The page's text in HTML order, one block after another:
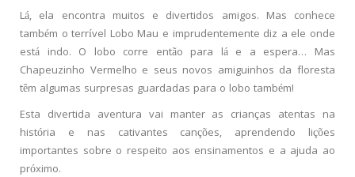
Lá, ela encontra muitos e divertidos amigos. Mas conhece
também o terrível Lobo Mau e imprudentemente diz a ele onde
está indo. O lobo corre então para lá e a espera… Mas
Chapeuzinho Vermelho e seus novos amiguinhos da floresta
têm algumas surpresas guardadas para o lobo também!
Esta divertida aventura vai manter as crianças atentas na
história e nas cativantes canções, aprendendo lições
importantes sobre o respeito aos ensinamentos e a ajuda ao
próximo.